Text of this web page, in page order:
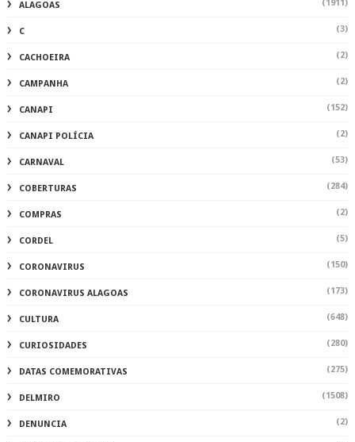
ALAGOAS (1911)
C (3)
CACHOEIRA (2)
CAMPANHA (2)
CANAPI (152)
CANAPI POLÍCIA (2)
CARNAVAL (53)
COBERTURAS (284)
COMPRAS (2)
CORDEL (5)
CORONAVIRUS (150)
CORONAVIRUS ALAGOAS (173)
CULTURA (648)
CURIOSIDADES (280)
DATAS COMEMORATIVAS (275)
DELMIRO (1508)
DENUNCIA (2)